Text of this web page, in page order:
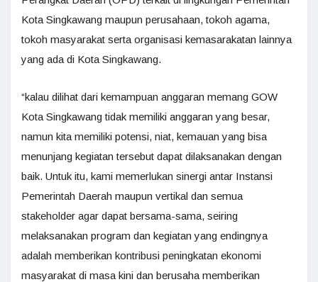
Kota Singkawang maupun perusahaan, tokoh agama,
tokoh masyarakat serta organisasi kemasarakatan lainnya
yang ada di Kota Singkawang.
“kalau dilihat dari kemampuan anggaran memang GOW
Kota Singkawang tidak memiliki anggaran yang besar,
namun kita memiliki potensi, niat, kemauan yang bisa
menunjang kegiatan tersebut dapat dilaksanakan dengan
baik. Untuk itu, kami memerlukan sinergi antar Instansi
Pemerintah Daerah maupun vertikal dan semua
stakeholder agar dapat bersama-sama, seiring
melaksanakan program dan kegiatan yang endingnya
adalah memberikan kontribusi peningkatan ekonomi
masyarakat di masa kini dan berusaha memberikan